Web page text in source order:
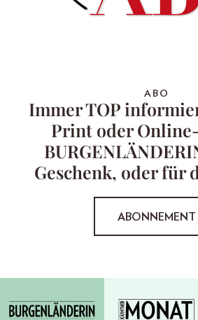
ABO
Immer TOP
Print oder
Geschenk, oder für
ABONNEMENT